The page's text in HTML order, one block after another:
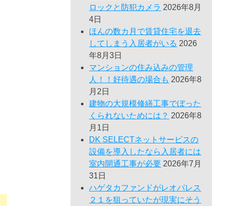
ロックと防犯カメラ 2026年8月
4日
ほんの数カ月で賃貸住宅を退去
してしまう入居者がいる 2026
年8月3日
マンションの住み込みの管理
人！！好待遇の場合も 2026年8
月2日
建物の大規模修繕工事でぼった
くられないためには？ 2026年8
月1日
DK SELECTネットサービスの
設備を導入したなら入居者には
室内開通工事が必要 2026年7月
31日
ハゲタカファンドがレオパレス
２１を狙っていたが現実にそう